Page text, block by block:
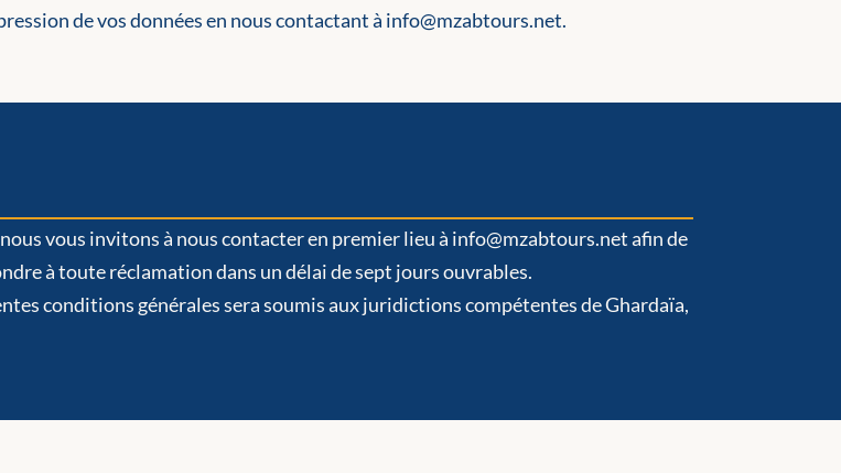
de vos données en nous contactant à info@mzabtours.net.
vous invitons à nous contacter en premier lieu à info@mzabtours.net afin de
à toute réclamation dans un délai de sept jours ouvrables.
conditions générales sera soumis aux juridictions compétentes de Ghardaïa,